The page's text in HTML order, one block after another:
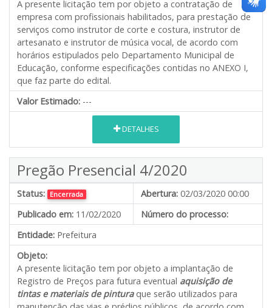
A presente licitação tem por objeto a contratação de
empresa com profissionais habilitados, para prestação de
serviços como instrutor de corte e costura, instrutor de
artesanato e instrutor de música vocal, de acordo com
horários estipulados pelo Departamento Municipal de
Educação, conforme especificações contidas no ANEXO I,
que faz parte do edital.
Valor Estimado: ---
DETALHES
Pregão Presencial 4/2020
Status: Encerrada Abertura: 02/03/2020 00:00
Publicado em: 11/02/2020
Número do processo:
Entidade: Prefeitura
Objeto:
A presente licitação tem por objeto a implantação de
Registro de Preços para futura eventual aquisição de
tintas e materiais de pintura que serão utilizados para